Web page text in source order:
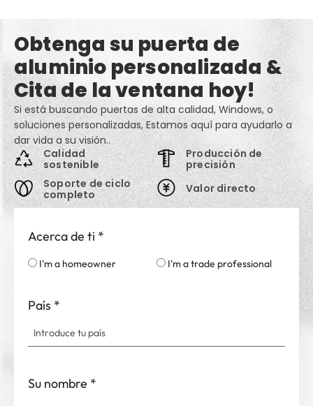
Obtenga su puerta de
aluminio personalizada &
Cita de la ventana hoy!
Si está buscando puertas de alta calidad, Windows, o
soluciones personalizadas, Estamos aquí para ayudarlo a
dar vida a su visión..
Calidad
sostenible
Soporte de ciclo
completo
Producción de
precisión
Valor directo
Acerca de ti *
I'm a homeowner I'm a trade professional
País *
Su nombre *